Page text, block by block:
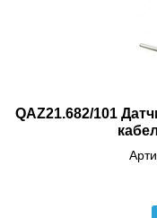
QAZ21.682/101